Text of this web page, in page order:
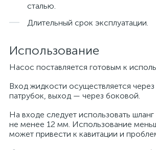
сталью.
Длительный срок эксплуатации.
Использование
Насос поставляется готовым к
Вход жидкости осуществляется
патрубок, выход — через боковой.
На входе следует использовать
не менее 12 мм. Использование
может привести к кавитации и